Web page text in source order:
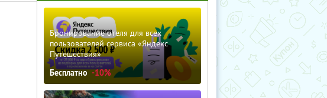
Бронирование отеля для всех
пользователей сервиса «Яндекс
Путешествия»
Бесплатно -10%